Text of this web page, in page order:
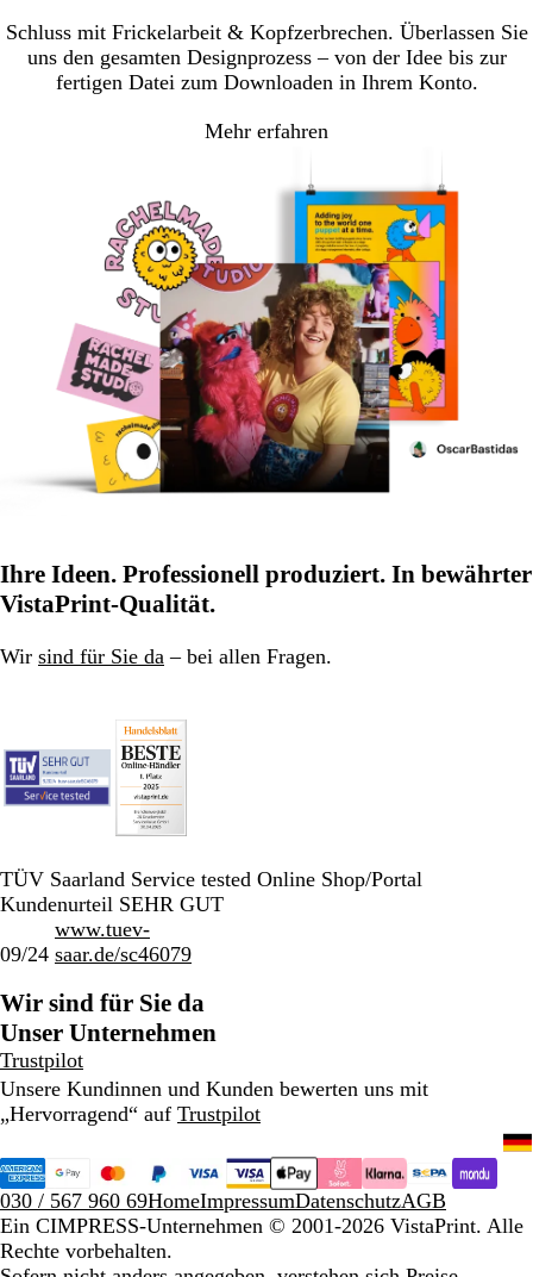
Schluss mit Frickelarbeit & Kopfzerbrechen. Überlassen Sie
uns den gesamten Designprozess – von der Idee bis zur
fertigen Datei zum Downloaden in Ihrem Konto.
Mehr erfahren
Ihre Ideen. Professionell produziert. In bewährter
VistaPrint-Qualität.
Wir sind für Sie da – bei allen Fragen.
TÜV Saarland Service tested Online Shop/Portal
Kundenurteil SEHR GUT
09/24
www.tuev-
saar.de/sc46079
Wir sind für Sie da
Unser Unternehmen
Trustpilot
Unsere Kundinnen und Kunden bewerten uns mit
„Hervorragend“ auf Trustpilot
030 / 567 960 69HomeImpressumDatenschutzAGB
Ein CIMPRESS-Unternehmen © 2001-2026 VistaPrint. Alle
Rechte vorbehalten.